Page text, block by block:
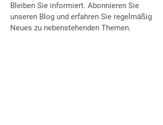
Bleiben Sie informiert. Abonnieren Sie
unseren Blog und erfahren Sie regelmäßig
Neues zu nebenstehenden Themen.